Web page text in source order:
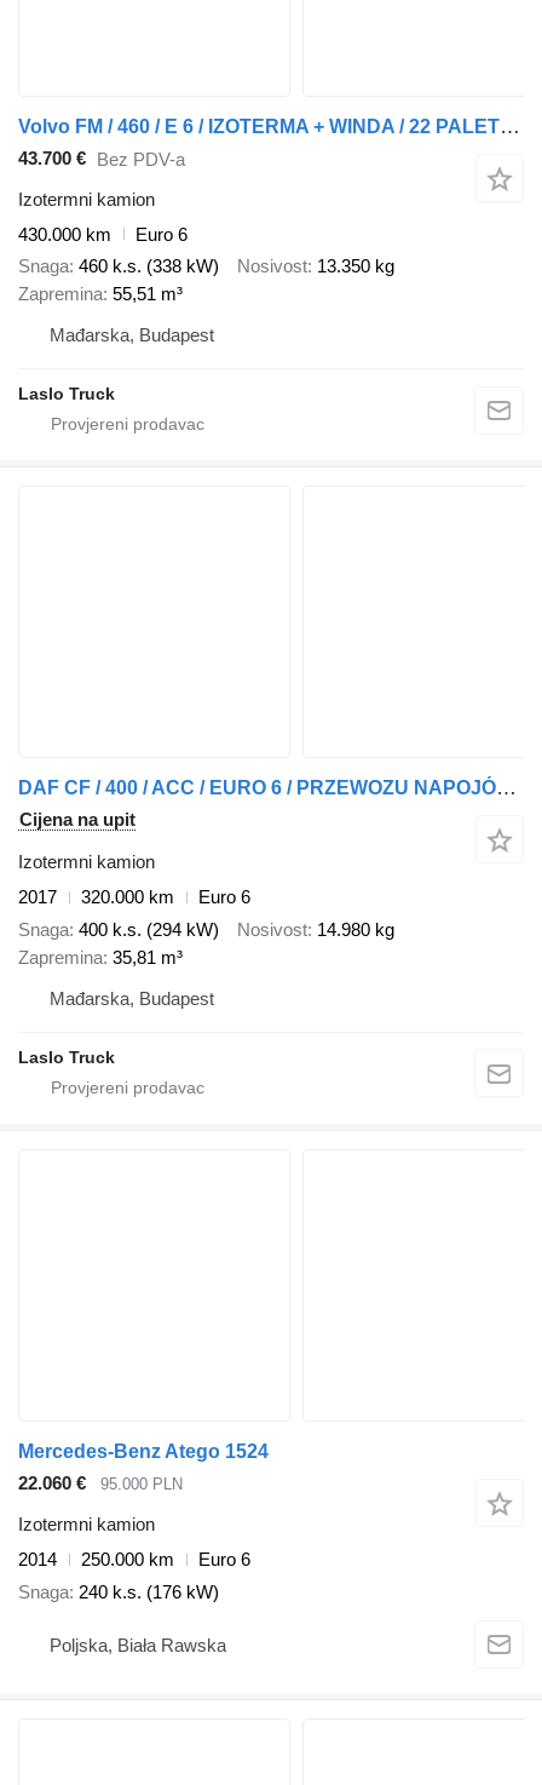
Volvo FM / 460 / E 6 / IZOTERMA + WINDA / 22 PALETY / DŁ 9,1 M / ŁAD
43.700 € Bez PDV-a
Izotermni kamion
430.000 km
Euro 6
Snaga 460 k.s. (338 kW) Nosivost 13.350 kg
Zapremina 55,51 m³
Mađarska, Budapest
Laslo Truck
DAF CF / 400 / ACC / EURO 6 / PRZEWOZU NAPOJÓW / OŚ SKRĘTNA
Cijena na upit
Izotermni kamion
2017
320.000 km
Euro 6
Snaga 400 k.s. (294 kW) Nosivost 14.980 kg
Zapremina 35,81 m³
Mađarska, Budapest
Laslo Truck
Mercedes-Benz Atego 1524
22.060 €
95.000 PLN
Izotermni kamion
2014
250.000 km
Euro 6
Snaga 240 k.s. (176 kW)
Poljska, Biała Rawska